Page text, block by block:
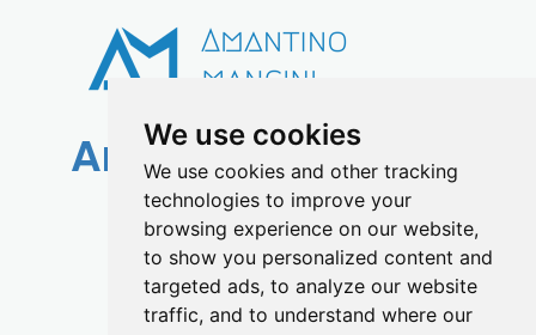
We use cookies
We use cookies and other tracking
technologies to improve your
browsing experience on our website,
to show you personalized content and
targeted ads, to analyze our website
traffic, and to understand where our
Amantino Mancini
info@amantinomancini.com